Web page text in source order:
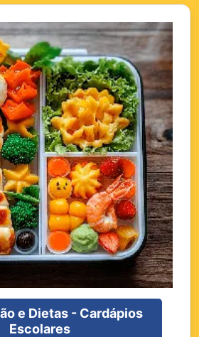
e Dietas - Cardápios
Escolares